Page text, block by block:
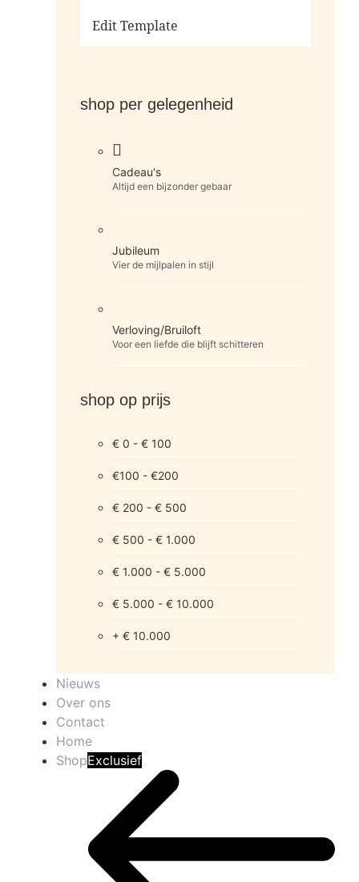
Edit Template
shop per gelegenheid
Cadeau's
Altijd een bijzonder gebaar
Jubileum
Vier de mijlpalen in stijl
Verloving/Bruiloft
Voor een liefde die blijft schitteren
shop op prijs
€ 0 - € 100
€100 - €200
€ 200 - € 500
€ 500 - € 1.000
€ 1.000 - € 5.000
€ 5.000 - € 10.000
+ € 10.000
Nieuws
Over ons
Contact
Home
ShopExclusief